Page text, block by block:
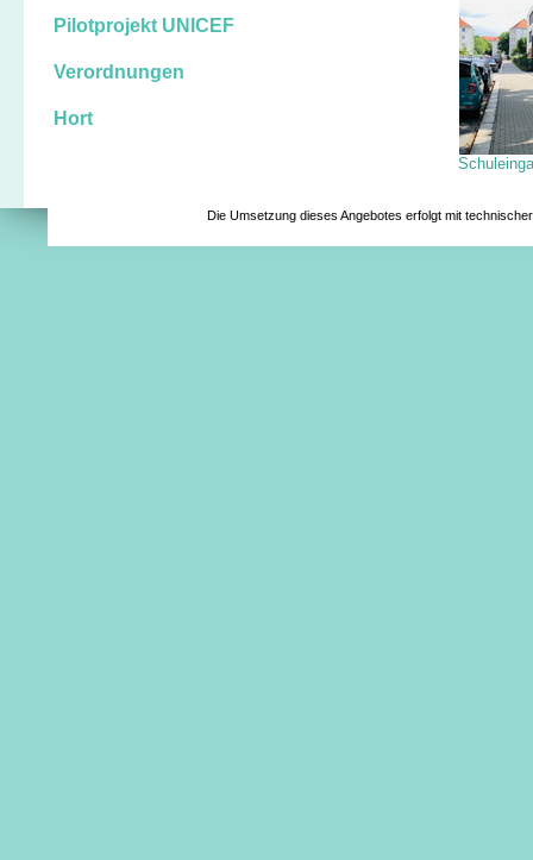
Pilotprojekt UNICEF
Verordnungen
Hort
Die Umsetzung dieses Angebotes erfolgt mit